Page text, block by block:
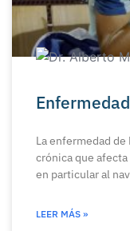
La enfermedad
crónica que
en particular al
LEER MÁS »